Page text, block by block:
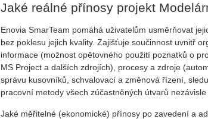
Jaké reálné přínosy projekt
Enovia SmarTeam pomáhá uživatelům usměrňovat
bez poklesu jejich kvality. Zajišťuje součinnost uvnitř
informace (možnost opětovného použití poznatků o
MS Project a dalších zdrojích), procesy a zdroje
správu kusovníků, schvalovací a změnová řízení,
pracovní metody všech zúčastněných útvarů
Jaké měřitelné (ekonomické) přínosy po zavedení a